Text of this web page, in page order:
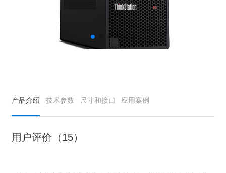
产品介绍 技术参数 尺寸和接口 应用案例
用户评价（15）